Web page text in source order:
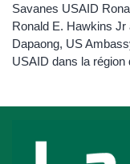
Savanes USAID
Ronald E. Hawkins Jr
Dapaong, US
USAID dans la région